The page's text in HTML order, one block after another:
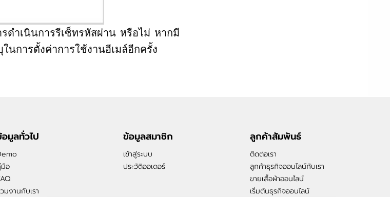
เนินการรีเซ็ทรหัสผ่าน หรือไม่ หากมี
นการตั้งค่าการใช้งานอีเมล์อีกครั้ง
มูลทั่วไป
อ
มงานกับเรา
ข้อมูลสมาชิก
เข้าสู่ระบบ
ประวัติออเดอร์
ลูกค้าสัมพันธ์
ติดต่อเรา
ลูกค้าธุรกิจออนไลน์กับเรา
ขายเสื้อผ้าออนไลน์
เริ่มต้นธุรกิจออนไลน์